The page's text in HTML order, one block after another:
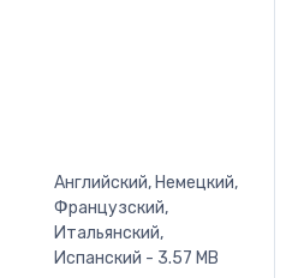
Английский, Немецкий,
Французский,
Итальянский,
Испанский - 3.57 MB